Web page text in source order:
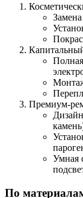
Премиум-
Умная
По